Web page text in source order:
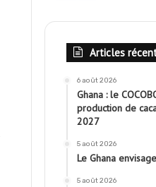
Articles
6 août 2026
Ghana : le
production de
2027
5 août 2026
Le Ghana
5 août 2026